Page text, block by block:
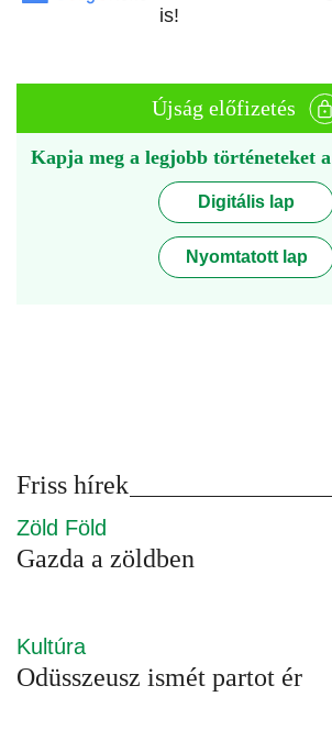
is!
Újság előfizetés
Kapja meg a legjobb történeteket
Digitális lap
Nyomtatott lap
Friss hírek
Zöld Föld
Gazda a zöldben
Kultúra
Odüsszeusz ismét partot ér